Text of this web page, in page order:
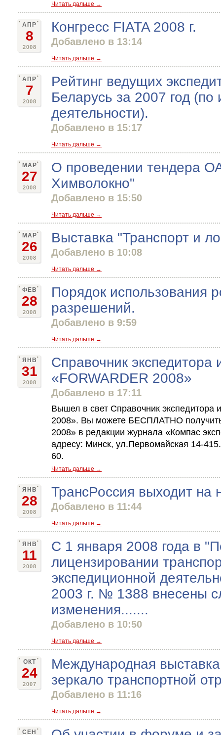
Читать дальше →
АПР
8
2008
Конгресс FIATA 2008 г.
Добавлено в 13:14
Читать дальше →
АПР
7
2008
Рейтинг ведущих
Беларусь за 2007 год (по
деятельности).
Добавлено в 15:17
Читать дальше →
МАР
27
2008
О проведении тендера
Химволокно"
Добавлено в 15:50
Читать дальше →
МАР
26
2008
Выставка "Транспорт и
Добавлено в 10:08
Читать дальше →
ФЕВ
28
2008
Порядок использования
разрешений.
Добавлено в 9:59
Читать дальше →
ЯНВ
31
2008
Справочник экспедитора
«FORWARDER 2008»
Добавлено в 17:11
Вышел в свет Справочник экспедитора
2008». Вы можете БЕСПЛАТНО
2008» в редакции журнала «Компас
адресу: Минск, ул.Первомайская 14-
60.
Читать дальше →
ЯНВ
28
2008
ТрансРоссия выходит на
Добавлено в 11:44
Читать дальше →
ЯНВ
11
2008
С 1 января 2008 года в
лицензировании
экспедиционной
2003 г. № 1388 внесены
изменения.......
Добавлено в 10:50
Читать дальше →
ОКТ
24
2007
Международная
зеркало транспортной
Добавлено в 11:16
Читать дальше →
СЕН